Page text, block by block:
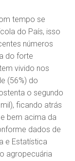
tempo se
do País, isso
números
do forte
vivido nos
(56%) do
o segundo
ficando atrás
bem acima da
dados de
e Estatística
agropecuária